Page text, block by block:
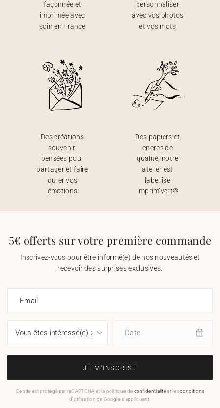
façonnée et
imprimée avec
soin en France
personnaliser
avec vos photos
et vos mots
Des créations
souvenir,
pensées pour
partager et faire
durer vos
émotions
Des papiers et
encres de
qualité, notre
atelier est
labellisé
Imprim’vert®
5€ offerts sur votre première commande
Inscrivez-vous pour être informé(e) de nos nouveautés et
recevoir des surprises exclusives.
Email
Date
JE M'INSCRIS !
Ce site est protégé par reCAPTCHA et la politique de confidentialitéet lesconditions
d'utilisation de Google s'appliquent.